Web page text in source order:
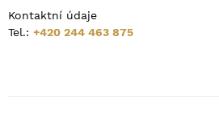
Kontaktní údaje
Tel.: +420 244 463 875